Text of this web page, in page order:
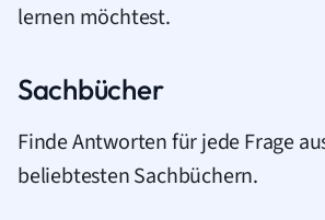
lernen möchtest.
Sachbücher
Finde Antworten für jede Frage
beliebtesten Sachbüchern.